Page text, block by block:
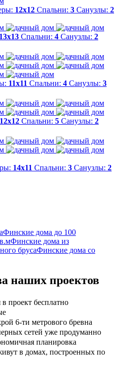
12х12 Спальни: 3 Санузлы: 2
13х13 Спальни: 4 Санузлы: 2
11х11 Спальни: 4 Санузлы: 3
12х12 Спальни: 5 Санузлы: 2
14х11 Спальни: 3 Санузлы: 2
Финские дома до 100
Финские дома из
брусаФинские дома со
наших проектов
проект бесплатно
6-ти метрового бревна
сетей уже продуманно
планировка
в домах, построенных по